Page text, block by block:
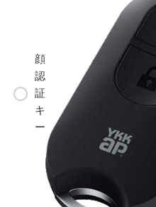
顔
認
証
キ
ー